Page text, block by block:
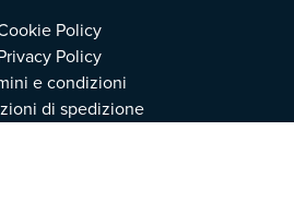
Policy
Policy
e condizioni
di spedizione